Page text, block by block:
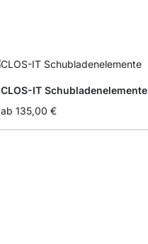
CLOS-IT Schubladenelemente
ab 135,00 €